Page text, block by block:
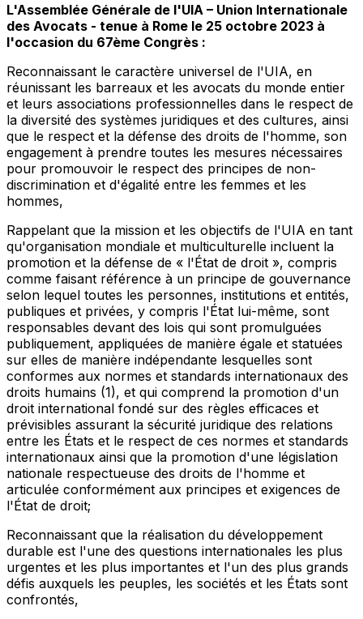
L'Assemblée Générale de l'UIA – Union Internationale
des Avocats - tenue à Rome le 25 octobre 2023 à
l'occasion du 67ème Congrès :
Reconnaissant le caractère universel de l'UIA, en
réunissant les barreaux et les avocats du monde entier
et leurs associations professionnelles dans le respect de
la diversité des systèmes juridiques et des cultures, ainsi
que le respect et la défense des droits de l'homme, son
engagement à prendre toutes les mesures nécessaires
pour promouvoir le respect des principes de non-
discrimination et d'égalité entre les femmes et les
hommes,
Rappelant que la mission et les objectifs de l'UIA en tant
qu'organisation mondiale et multiculturelle incluent la
promotion et la défense de « l'État de droit », compris
comme faisant référence à un principe de gouvernance
selon lequel toutes les personnes, institutions et entités,
publiques et privées, y compris l'État lui-même, sont
responsables devant des lois qui sont promulguées
publiquement, appliquées de manière égale et statuées
sur elles de manière indépendante lesquelles sont
conformes aux normes et standards internationaux des
droits humains (1), et qui comprend la promotion d'un
droit international fondé sur des règles efficaces et
prévisibles assurant la sécurité juridique des relations
entre les États et le respect de ces normes et standards
internationaux ainsi que la promotion d'une législation
nationale respectueuse des droits de l'homme et
articulée conformément aux principes et exigences de
l'État de droit;
Reconnaissant que la réalisation du développement
durable est l'une des questions internationales les plus
urgentes et les plus importantes et l'un des plus grands
défis auxquels les peuples, les sociétés et les États sont
confrontés,